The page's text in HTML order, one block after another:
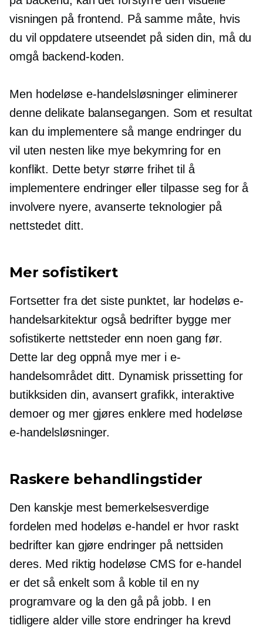
visningen på frontend. På samme måte, hvis
du vil oppdatere utseendet på siden din, må du
omgå backend-koden.
Men hodeløse e-handelsløsninger eliminerer
denne delikate balansegangen. Som et resultat
kan du implementere så mange endringer du
vil uten nesten like mye bekymring for en
konflikt. Dette betyr større frihet til å
implementere endringer eller tilpasse seg for å
involvere nyere, avanserte teknologier på
nettstedet ditt.
Mer sofistikert
Fortsetter fra det siste punktet, lar hodeløs e-
handelsarkitektur også bedrifter bygge mer
sofistikerte nettsteder enn noen gang før.
Dette lar deg oppnå mye mer i e-
handelsområdet ditt. Dynamisk prissetting for
butikksiden din, avansert grafikk, interaktive
demoer og mer gjøres enklere med hodeløse
e-handelsløsninger.
Raskere behandlingstider
Den kanskje mest bemerkelsesverdige
fordelen med hodeløs e-handel er hvor raskt
bedrifter kan gjøre endringer på nettsiden
deres. Med riktig hodeløse CMS for e-handel
er det så enkelt som å koble til en ny
programvare og la den gå på jobb. I en
tidligere alder ville store endringer ha krevd